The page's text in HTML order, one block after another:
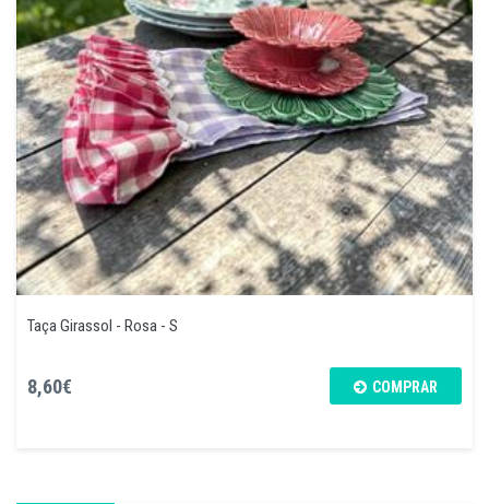
Taça Girassol - Rosa - S
8,60€ COMPRAR